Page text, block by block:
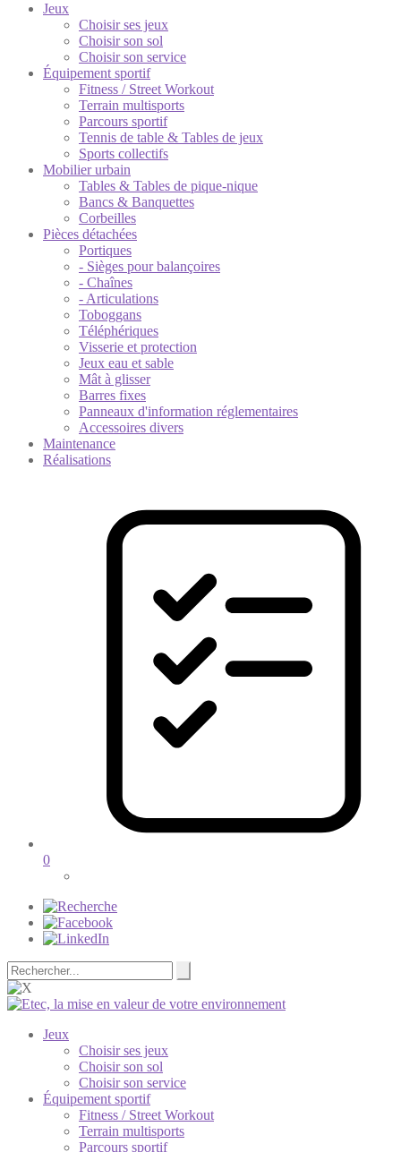
Jeux
Choisir ses jeux
Choisir son sol
Choisir son service
Équipement sportif
Fitness / Street Workout
Terrain multisports
Parcours sportif
Tennis de table & Tables de jeux
Sports collectifs
Mobilier urbain
Tables & Tables de pique-nique
Bancs & Banquettes
Corbeilles
Pièces détachées
Portiques
- Sièges pour balançoires
- Chaînes
- Articulations
Toboggans
Téléphériques
Visserie et protection
Jeux eau et sable
Mât à glisser
Barres fixes
Panneaux d'information réglementaires
Accessoires divers
Maintenance
Réalisations
0
Jeux
Choisir ses jeux
Choisir son sol
Choisir son service
Équipement sportif
Fitness / Street Workout
Terrain multisports
Parcours sportif